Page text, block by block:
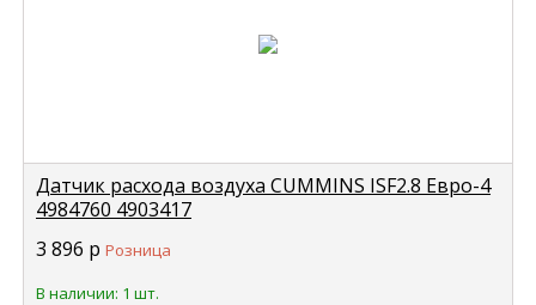
Датчик расхода воздуха CUMMINS ISF2.8 Евро-4
4984760 4903417
3 896 р Розница
В наличии: 1 шт.